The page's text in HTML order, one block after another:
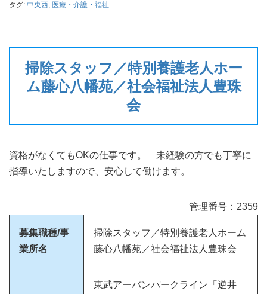
タグ: 中央西, 医療・介護・福祉
掃除スタッフ／特別養護老人ホー
ム藤心八幡苑／社会福祉法人豊珠
会
資格がなくてもOKの仕事です。 未経験の方でも丁寧に
指導いたしますので、安心して働けます。
管理番号：2359
募集職種/事
業所名
掃除スタッフ／特別養護老人ホーム
藤心八幡苑／社会福祉法人豊珠会
東武アーバンパークライン「逆井